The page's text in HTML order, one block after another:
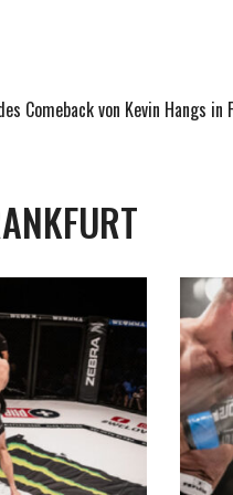
von Kevin Hangs in FFM